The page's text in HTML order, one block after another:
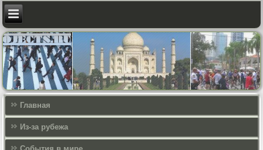
Главная
Из-за рубежа